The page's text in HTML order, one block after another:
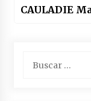
CAULADIE